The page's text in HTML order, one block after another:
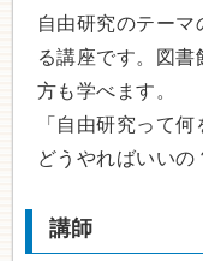
自由研究のテー
る講座です。図書
方も学べます。
「自由研究って
どうやればいいの
講師